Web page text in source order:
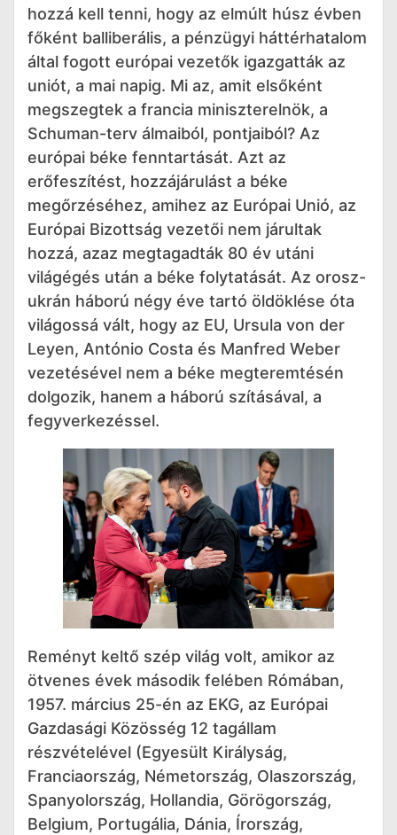
hozzá kell tenni, hogy az elmúlt húsz évben
főként balliberális, a pénzügyi háttérhatalom
által fogott európai vezetők igazgatták az
uniót, a mai napig. Mi az, amit elsőként
megszegtek a francia miniszterelnök, a
Schuman-terv álmaiból, pontjaiból? Az
európai béke fenntartását. Azt az
erőfeszítést, hozzájárulást a béke
megőrzéséhez, amihez az Európai Unió, az
Európai Bizottság vezetői nem járultak
hozzá, azaz megtagadták 80 év utáni
világégés után a béke folytatását. Az orosz-
ukrán háború négy éve tartó öldöklése óta
világossá vált, hogy az EU, Ursula von der
Leyen, António Costa és Manfred Weber
vezetésével nem a béke megteremtésén
dolgozik, hanem a háború szításával, a
fegyverkezéssel.
Reményt keltő szép világ volt, amikor az
ötvenes évek második felében Rómában,
1957. március 25-én az EKG, az Európai
Gazdasági Közösség 12 tagállam
részvételével (Egyesült Királyság,
Franciaország, Németország, Olaszország,
Spanyolország, Hollandia, Görögország,
Belgium, Portugália, Dánia, Írország,